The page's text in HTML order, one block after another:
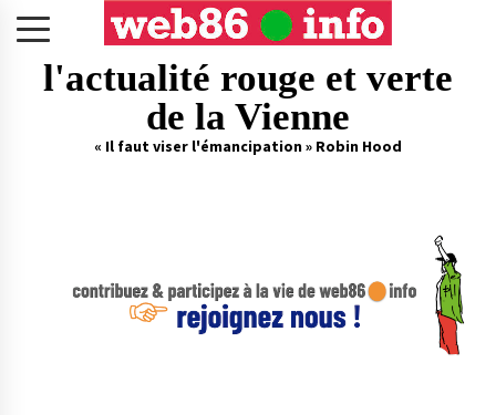
l'actualité rouge et verte
de la Vienne
« Il faut viser l'émancipation » Robin Hood